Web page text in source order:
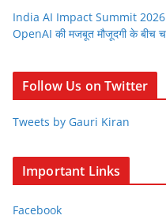
India AI Impact Summit 2026
OpenAI की मजबूत मौजूदगी के बीच
Follow Us on Twitter
Tweets by Gauri Kiran
Important Links
Facebook